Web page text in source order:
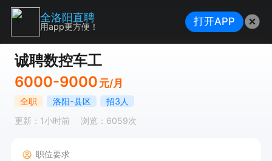
诚聘数控车工
6000-9000 元/月
全职 洛阳-县区
招3人
更新：1小时前
浏览：6059次
职位要求
全洛阳直聘
用app更方便！ 打开APP